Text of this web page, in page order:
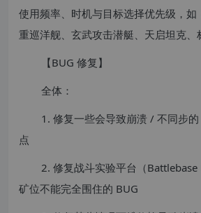
使用频率、时机与目标选择优先级，如
重巡洋舰、玄武攻击潜艇、天启坦克、
【BUG 修复】
全体：
1. 修复一些会导致崩溃 / 不同步
点
2. 修复战斗实验平台（
矿位不能完全围住的 BUG